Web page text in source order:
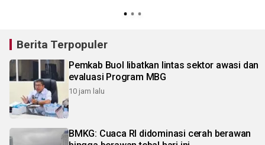
Berita Terpopuler
Pemkab Buol libatkan lintas sektor awasi dan
evaluasi Program MBG
10 jam lalu
BMKG: Cuaca RI didominasi cerah berawan